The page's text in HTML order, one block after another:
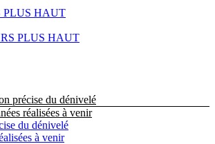
PLUS HAUT
PLUS HAUT
précise du dénivelé
réalisées à venir
du dénivelé
à venir